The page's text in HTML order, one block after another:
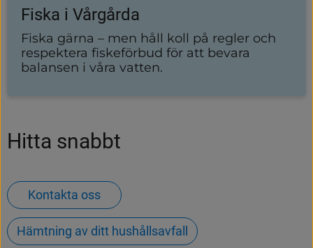
Fiska i Vårgårda
Fiska gärna – men håll koll på regler och
respektera fiskeförbud för att bevara
balansen i våra vatten.
Hitta snabbt
Kontakta oss
Hämtning av ditt hushållsavfall